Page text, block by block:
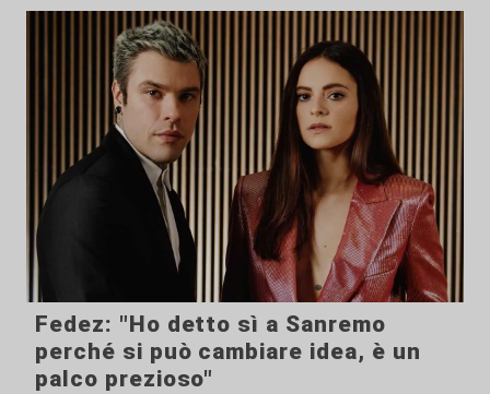
Fedez: "Ho detto sì a Sanremo
perché si può cambiare idea, è un
palco prezioso"